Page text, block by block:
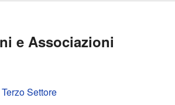
e Associazioni
Settore